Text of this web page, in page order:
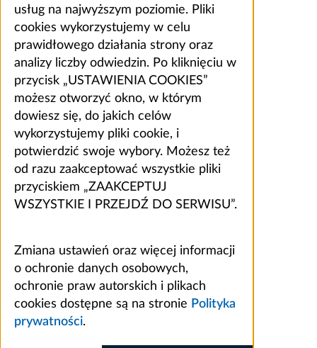
usług na najwyższym poziomie. Pliki
cookies wykorzystujemy w celu
prawidłowego działania strony oraz
analizy liczby odwiedzin. Po kliknięciu w
przycisk „USTAWIENIA COOKIES”
możesz otworzyć okno, w którym
dowiesz się, do jakich celów
wykorzystujemy pliki cookie, i
potwierdzić swoje wybory. Możesz też
od razu zaakceptować wszystkie pliki
przyciskiem „ZAAKCEPTUJ
WSZYSTKIE I PRZEJDŹ DO SERWISU”.
Zmiana ustawień oraz więcej informacji
o ochronie danych osobowych,
ochronie praw autorskich i plikach
cookies dostępne są na stronie Polityka
prywatności.